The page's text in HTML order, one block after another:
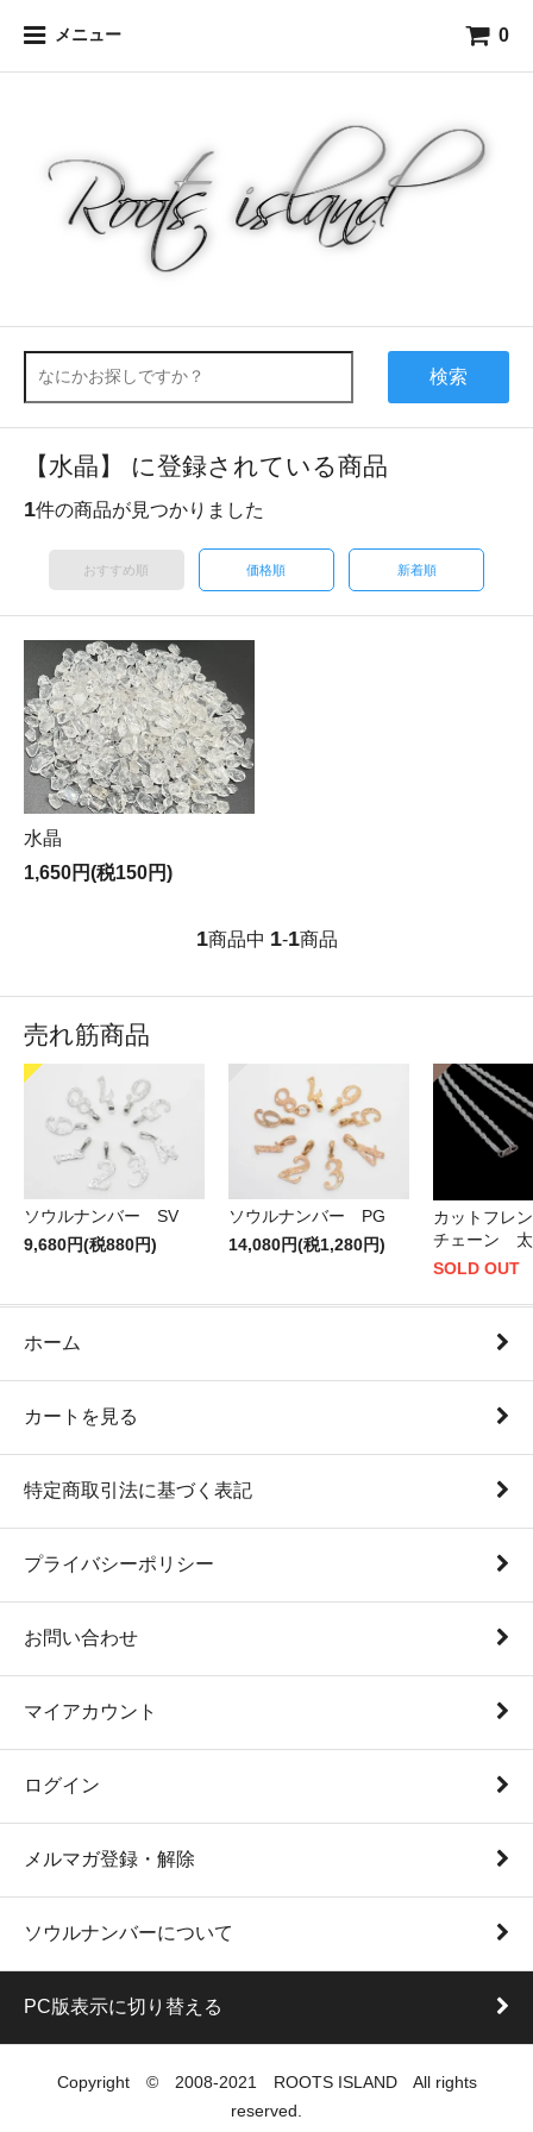
メニュー 0
検索
【水晶】 に登録されている商品
1件の商品が見つかりました
おすすめ順 価格順 新着順
水晶
1,650円(税150円)
1商品中 1-1商品
売れ筋商品
ソウルナンバー SV
9,680円(税880円)
ソウルナンバー PG
14,080円(税1,280円)
カットフレ
チェーン
SOLD OUT
ホーム
カートを見る
特定商取引法に基づく表記
プライバシーポリシー
お問い合わせ
マイアカウント
ログイン
メルマガ登録・解除
ソウルナンバーについて
PC版表示に切り替える
Copyright © 2008-2021 ROOTS ISLAND All rights
reserved.